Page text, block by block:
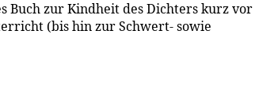
Buch zur Kindheit des Dichters kurz vor
(bis hin zur Schwert- sowie